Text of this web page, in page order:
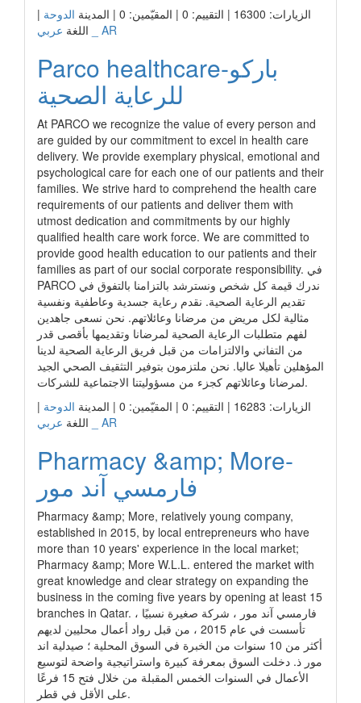
الزيارات: 16300 | التقييم: 0 | المقيّمين: 0 | المدينة
الدوحة |
اللغة عربي _ AR
Parco healthcare-باركو
للرعاية الصحية
At PARCO we recognize the value of every person and
are guided by our commitment to excel in health care
delivery. We provide exemplary physical, emotional and
psychological care for each one of our patients and their
families. We strive hard to comprehend the health care
requirements of our patients and deliver them with
utmost dedication and commitments by our highly
qualified health care work force. We are committed to
provide good health education to our patients and their
families as part of our social corporate responsibility. في
PARCO ندرك قيمة كل شخص ونسترشد بالتزامنا بالتفوق في
تقديم الرعاية الصحية. نقدم رعاية جسدية وعاطفية ونفسية
مثالية لكل مريض من مرضانا وعائلاتهم. نحن نسعى جاهدين
لفهم متطلبات الرعاية الصحية لمرضانا وتقديمها بأقصى قدر
من التفاني والالتزامات من قبل فريق الرعاية الصحية لدينا
المؤهلين تأهيلا عاليا. نحن ملتزمون بتوفير التثقيف الصحي الجيد
لمرضانا وعائلاتهم كجزء من مسؤوليتنا الاجتماعية للشركات.
الزيارات: 16283 | التقييم: 0 | المقيّمين: 0 | المدينة
الدوحة |
اللغة عربي _ AR
Pharmacy &amp; More-
فارمسي آند مور
Pharmacy &amp; More, relatively young company,
established in 2015, by local entrepreneurs who have
more than 10 years' experience in the local market;
Pharmacy &amp; More W.L.L. entered the market with
great knowledge and clear strategy on expanding the
business in the coming five years by opening at least 15
branches in Qatar. فارمسي آند مور ، شركة صغيرة نسبيًا ،
تأسست في عام 2015 ، من قبل رواد أعمال محليين لديهم
أكثر من 10 سنوات من الخبرة في السوق المحلية ؛ صيدلية اند
مور ذ. دخلت السوق بمعرفة كبيرة واستراتيجية واضحة لتوسيع
الأعمال في السنوات الخمس المقبلة من خلال فتح 15 فرعًا
على الأقل في قطر.